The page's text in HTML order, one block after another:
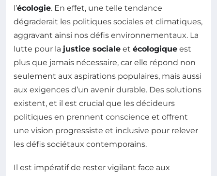
l’écologie. En effet, une telle tendance
dégraderait les politiques sociales et climatiques,
aggravant ainsi nos défis environnementaux. La
lutte pour la justice sociale et écologique est
plus que jamais nécessaire, car elle répond non
seulement aux aspirations populaires, mais aussi
aux exigences d’un avenir durable. Des solutions
existent, et il est crucial que les décideurs
politiques en prennent conscience et offrent
une vision progressiste et inclusive pour relever
les défis sociétaux contemporains.
Il est impératif de rester vigilant face aux